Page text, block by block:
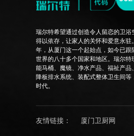
瑞尔特希望通过创造令人留恋的卫浴
得以依存，让家人的关怀和爱意永驻
年，从厦门这一个起始点，如今已跟
世界的八十多个国家和地区。瑞尔特
能马桶、魔镜、净水产品、福祉产品
降板排水系统、装配式整体卫生间等
时代。
友情链接： 厦门卫厨网